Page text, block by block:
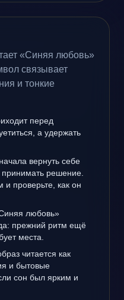
«Синяя любовь»
связывает
и тонкие
перед
а удержать
вернуть себе
решение.
и проверьте, как он
любовь»
прежний ритм ещё
места.
читается как
и бытовые
сон был ярким и